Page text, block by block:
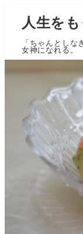
人生を
「ちゃんとしな
女神になれる。